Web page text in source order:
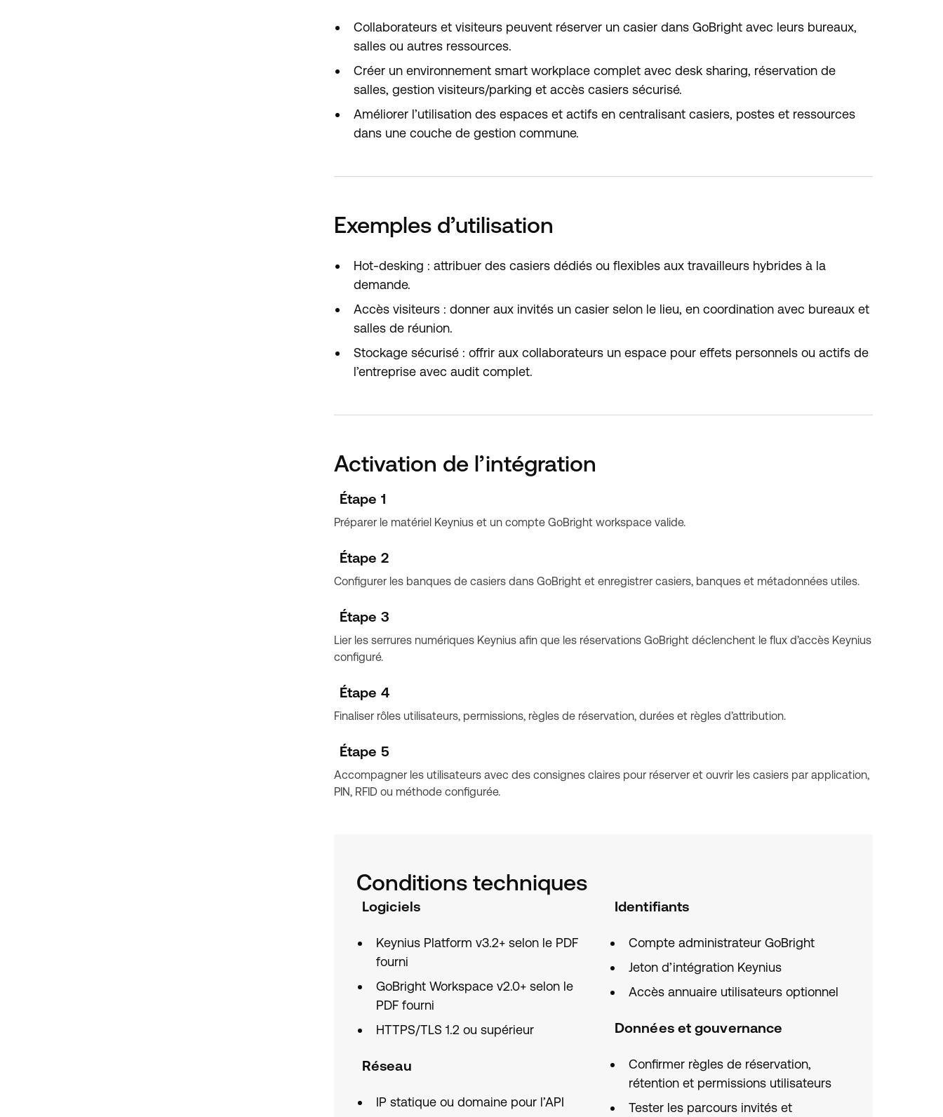
Collaborateurs et visiteurs peuvent réserver un casier dans GoBright avec leurs bureaux,
salles ou autres ressources.
Créer un environnement smart workplace complet avec desk sharing, réservation de
salles, gestion visiteurs/parking et accès casiers sécurisé.
Améliorer l’utilisation des espaces et actifs en centralisant casiers, postes et ressources
dans une couche de gestion commune.
Exemples d’utilisation
Hot-desking : attribuer des casiers dédiés ou flexibles aux travailleurs hybrides à la
demande.
Accès visiteurs : donner aux invités un casier selon le lieu, en coordination avec bureaux et
salles de réunion.
Stockage sécurisé : offrir aux collaborateurs un espace pour effets personnels ou actifs de
l’entreprise avec audit complet.
Activation de l’intégration
Étape 1
Préparer le matériel Keynius et un compte GoBright workspace valide.
Étape 2
Configurer les banques de casiers dans GoBright et enregistrer casiers, banques et métadonnées utiles.
Étape 3
Lier les serrures numériques Keynius afin que les réservations GoBright déclenchent le flux d’accès Keynius
configuré.
Étape 4
Finaliser rôles utilisateurs, permissions, règles de réservation, durées et règles d’attribution.
Étape 5
Accompagner les utilisateurs avec des consignes claires pour réserver et ouvrir les casiers par application,
PIN, RFID ou méthode configurée.
Conditions techniques
Logiciels
Keynius Platform v3.2+ selon le PDF
fourni
GoBright Workspace v2.0+ selon le
PDF fourni
HTTPS/TLS 1.2 ou supérieur
Réseau
IP statique ou domaine pour l’API
Identifiants
Compte administrateur GoBright
Jeton d’intégration Keynius
Accès annuaire utilisateurs optionnel
Données et gouvernance
Confirmer règles de réservation,
rétention et permissions utilisateurs
Tester les parcours invités et